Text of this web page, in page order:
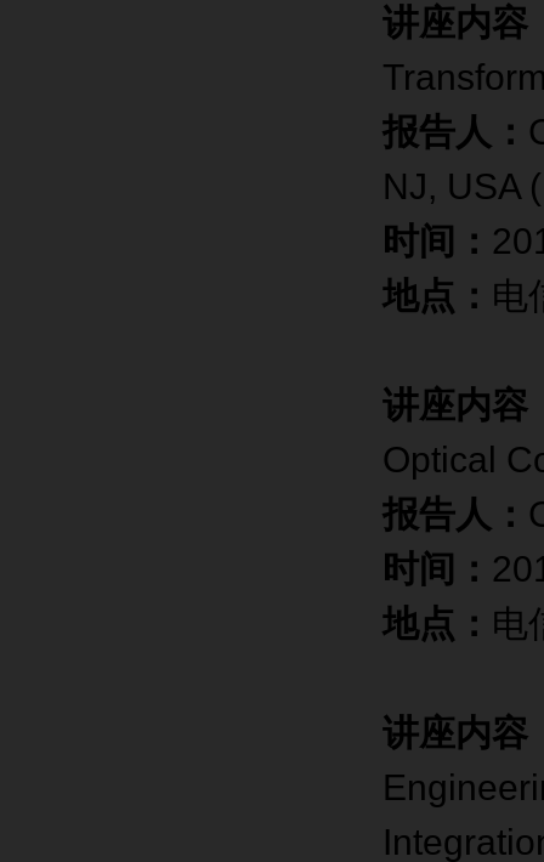
讲座内容
报告人：
NJ, USA
时间：
地点： 电
讲座内容
Optical
报告人：
时间：
地点： 电
讲座内容